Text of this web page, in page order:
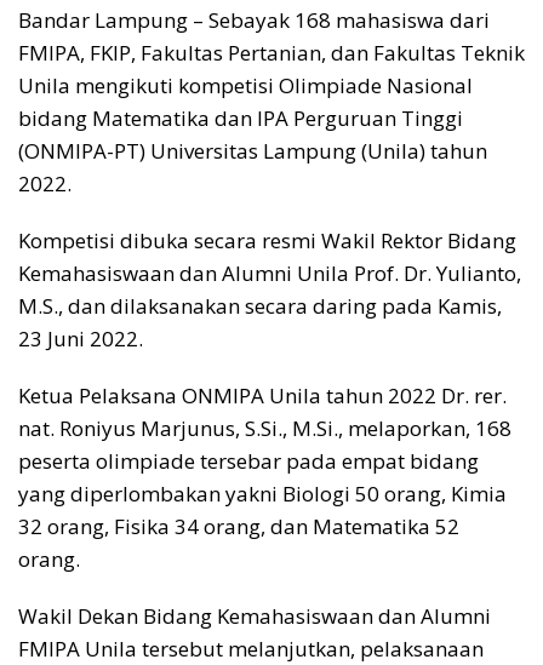
Bandar Lampung – Sebayak 168 mahasiswa dari
FMIPA, FKIP, Fakultas Pertanian, dan Fakultas Teknik
Unila mengikuti kompetisi Olimpiade Nasional
bidang Matematika dan IPA Perguruan Tinggi
(ONMIPA-PT) Universitas Lampung (Unila) tahun
2022.
Kompetisi dibuka secara resmi Wakil Rektor Bidang
Kemahasiswaan dan Alumni Unila Prof. Dr. Yulianto,
M.S., dan dilaksanakan secara daring pada Kamis,
23 Juni 2022.
Ketua Pelaksana ONMIPA Unila tahun 2022 Dr. rer.
nat. Roniyus Marjunus, S.Si., M.Si., melaporkan, 168
peserta olimpiade tersebar pada empat bidang
yang diperlombakan yakni Biologi 50 orang, Kimia
32 orang, Fisika 34 orang, dan Matematika 52
orang.
Wakil Dekan Bidang Kemahasiswaan dan Alumni
FMIPA Unila tersebut melanjutkan, pelaksanaan